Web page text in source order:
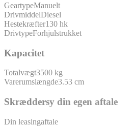
GeartypeManuelt
DrivmiddelDiesel
Hestekræfter130 hk
DrivtypeForhjulstrukket
Kapacitet
Totalvægt3500 kg
Varerumslængde3.53 cm
Skræddersy din egen aftale
Din leasingaftale